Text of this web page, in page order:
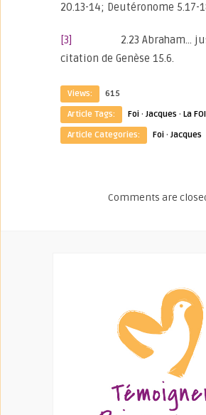
20.13-14; Deutéronome 5.17-
[3]
2.23 Abraham…
citation de Genèse 15.6.
Views:
615
Article Tags:
Foi · Jacques · La FOI
Article Categories:
Foi · Jacques
Comments are